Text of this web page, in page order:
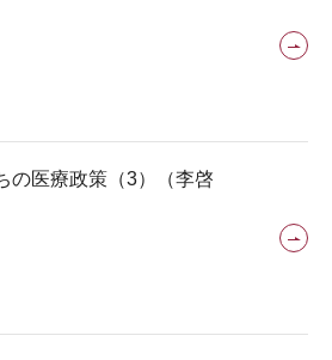
の医療政策（3）（李啓